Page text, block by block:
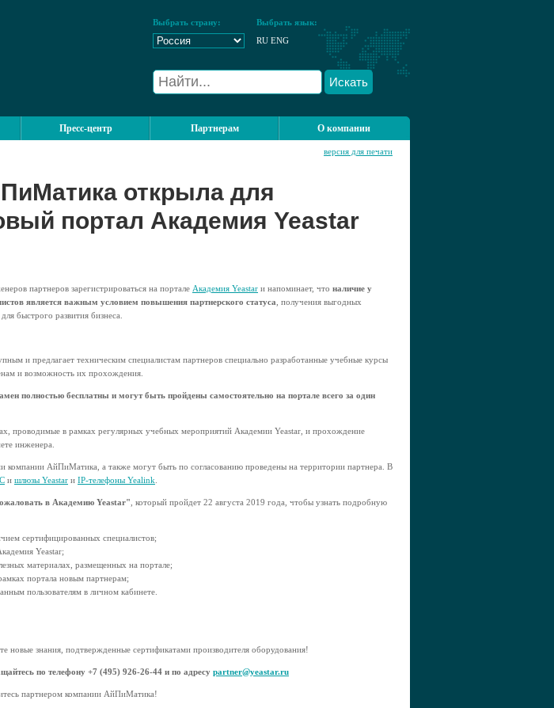
Выбрать страну:
Выбрать язык:
RU ENG
Искать
Пресс-центр Партнерам О компании
версия для печати
открыла для
портал Академия Yeastar
партнеров зарегистрироваться на портале Академия Yeastar и напоминает, что наличие у
является важным условием повышения партнерского статуса , получения выгодных
быстрого развития бизнеса.
и предлагает техническим специалистам партнеров специально разработанные учебные курсы
и возможность их прохождения.
полностью бесплатны и могут быть пройдены самостоятельно на портале всего за один
проводимые в рамках регулярных учебных мероприятий Академии Yeastar, и прохождение
инженера.
компании АйПиМатика, а также могут быть по согласованию проведены на территории партнера. В
и шлюзы Yeastar и IP-телефоны Yealink
в Академию Yeastar" , который пройдет 22 августа 2019 года, чтобы узнать подробную
сертифицированных специалистов;
Yeastar;
материалах, размещенных на портале;
портала новым партнерам;
пользователям в личном кабинете.
новые знания, подтвержденные сертификатами производителя оборудования!
по телефону +7 (495) 926-26-44 и по адресу partner@yeastar.ru
партнером компании АйПиМатика!